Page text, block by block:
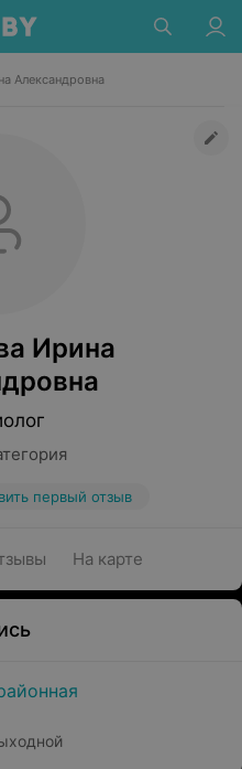
Александровна
Ирина
первый отзыв
На карте